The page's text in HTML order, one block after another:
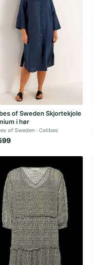
of Sweden Skjortekjole
i hør
of Sweden Cellbes